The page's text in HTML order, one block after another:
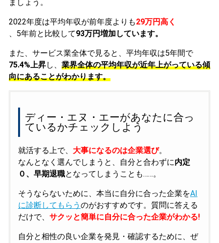
ましょう。
2022年度は平均年収が前年度よりも29万円高く
、5年前と比較して93万円増加しています。
また、サービス業全体で見ると、平均年収は5年間で
75.4%上昇し、 業界全体の平均年収が近年上がっている傾
向にあることがわかります。
ディー・エヌ・エーがあなたに合っ
ているかチェックしよう
就活する上で、 大事になるのは企業選び。
なんとなく選んでしまうと、自分と合わずに内定
０、早期退職となってしまうことも……。
そうならないために、本当に自分に合った企業をAI
に診断してもらう のがおすすめです。質問に答える
だけで、 サクッと簡単に自分に合った企業がわかる!
自分と相性の良い企業を発見・確認するために、ぜ